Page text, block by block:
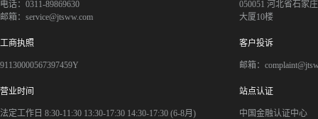
电话：0311-89869630
邮箱：service@jtsww.com
050051 河北省石家
大厦10楼
工商执照
91130000567397459Y
客户投诉
邮箱：
营业时间
法定工作日 8:30-11:30 13:30-17:30 14:30-17:30 (6-8月)
站点认证
中国金融认证中心